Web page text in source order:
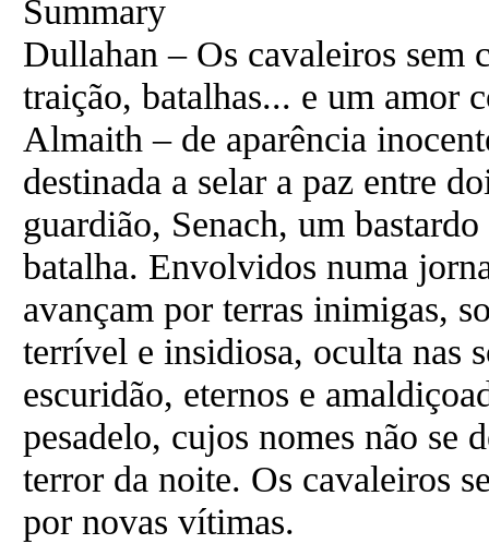
Summary
Dullahan – Os cavaleiros sem
traição, batalhas... e um amor
Almaith – de aparência
destinada a selar a paz entre
guardião, Senach, um
batalha. Envolvidos numa
avançam por terras inimigas,
terrível e insidiosa, oculta nas
escuridão, eternos e
pesadelo, cujos nomes não se
terror da noite. Os cavaleiros
por novas vítimas.